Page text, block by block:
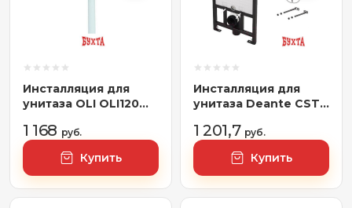
Инсталляция для
унитаза OLI OLI120
1 168 руб.
Купить
Инсталляция для
унитаза Deante CST
1 201,7 руб.
Купить